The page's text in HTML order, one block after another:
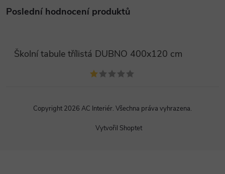
Poslední hodnocení produktů
Školní tabule třílistá DUBNO 400x120 cm
Vytvořil Shoptet
Copyright 2026 AC Interiér. Všechna práva vyhrazena.